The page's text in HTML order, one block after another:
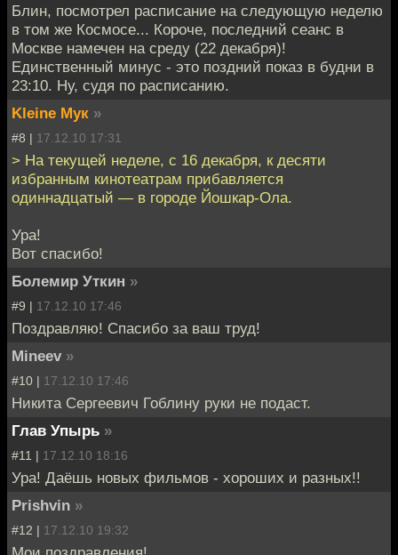
Блин, посмотрел расписание на следующую неделю
в том же Космосе... Короче, последний сеанс в
Москве намечен на среду (22 декабря)!
Единственный минус - это поздний показ в будни в
23:10. Ну, судя по расписанию.
Kleine Мук »
#8 | 17.12.10 17:31
> На текущей неделе, с 16 декабря, к десяти
избранным кинотеатрам прибавляется
одиннадцатый — в городе Йошкар-Ола.
Ура!
Вот спасибо!
Болемир Уткин »
#9 | 17.12.10 17:46
Поздравляю! Спасибо за ваш труд!
Mineev »
#10 | 17.12.10 17:46
Никита Сергеевич Гоблину руки не подаст.
Глав Упырь »
#11 | 17.12.10 18:16
Ура! Даёшь новых фильмов - хороших и разных!!
Prishvin »
#12 | 17.12.10 19:32